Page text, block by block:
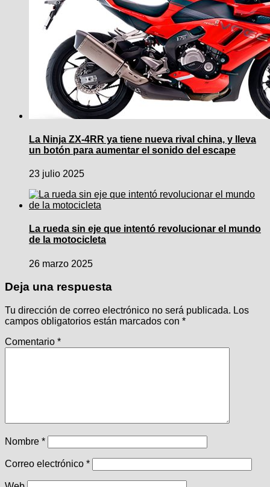
La Ninja ZX-4RR ya tiene nueva rival china, y lleva
un botón para aumentar el sonido del escape
23 julio 2025
La rueda sin eje que intentó revolucionar el mundo
de la motocicleta
26 marzo 2025
Deja una respuesta
Tu dirección de correo electrónico no será publicada. Los
campos obligatorios están marcados con *
Comentario *
Nombre *
Correo electrónico *